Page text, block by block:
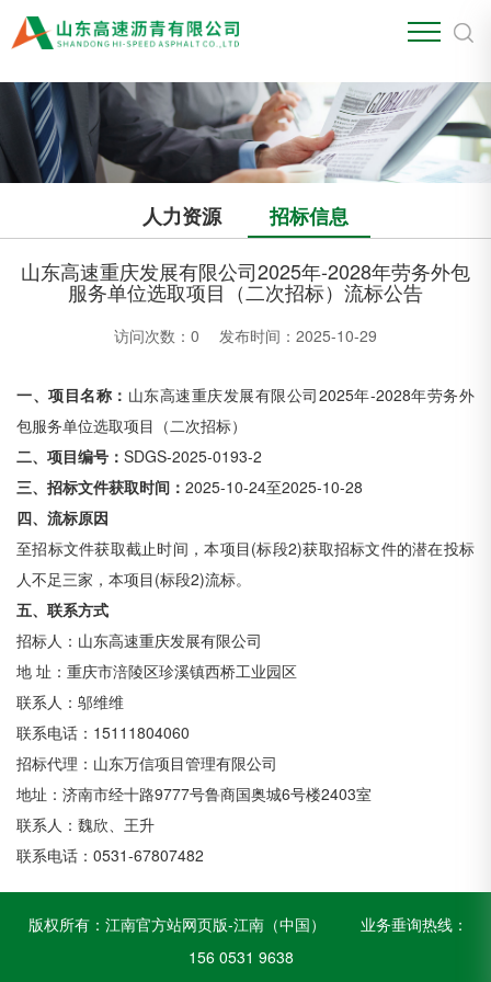
人力资源
招标信息
山东高速重庆发展有限公司2025年-2028年劳务外包
服务单位选取项目（二次招标）流标公告
访问次数： 0 发布时间：2025-10-29
一、项目名称： 山东高速重庆发展有限公司2025年-2028年劳务外
包服务单位选取项目 （二次招标）
二、项目编号： SDGS-2025-0193-2
三、 招标文件获取时间： 2025-10-24至2025-10-28
四、流标原因
至招标文件获取截止时间，本项目(标段2)获取招标文件的潜在投标
人不足三家，本项目(标段2)流标。
五、联系方式
招标人：山东高速重庆发展有限公司
地 址：重庆市涪陵区珍溪镇西桥工业园区
联系人：邬维维
联系电话： 15111804060
招标代理：山东万信项目管理有限公司
地址：济南市经十路9777号鲁商国奥城6号楼2403室
联系人：魏欣、王升
联系电话： 0531-67807482
版权所有： 江南官方站网页版-江南（中国）
业务垂询热线：
156 0531 9638